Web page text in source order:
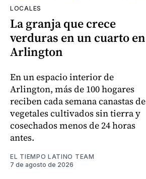
LOCALES
La granja que crece
verduras en un cuarto en
Arlington
En un espacio interior de
Arlington, más de 100 hogares
reciben cada semana canastas de
vegetales cultivados sin tierra y
cosechados menos de 24 horas
antes.
EL TIEMPO LATINO TEAM
7 de agosto de 2026